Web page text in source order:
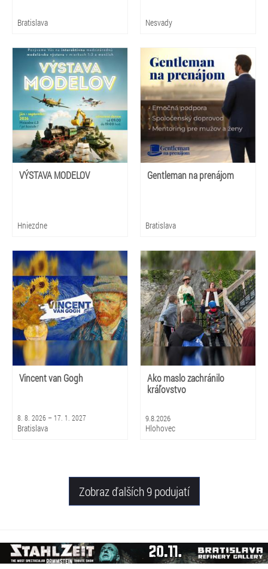
Bratislava Nesvady
VÝSTAVA MODELOV
Hniezdne
Gentleman na prenájom
Bratislava
Vincent van Gogh
8. 8. 2026 – 17. 1. 2027
Bratislava
Ako maslo zachránilo
kráľovstvo
9.8.2026
Hlohovec
Zobraz ďalších 9 podujatí